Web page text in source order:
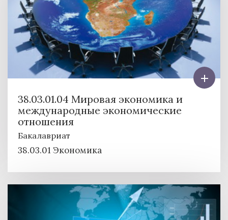
38.03.01.04 Мировая экономика и
международные экономические
отношения
Бакалавриат
38.03.01 Экономика